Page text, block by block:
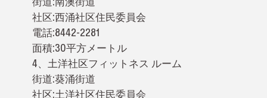
社区:西涌社区住民委員会
電話:8442-2281
面積:30平方メートル
4、土洋社区フィットネス ルーム
街道:葵涌街道
社区:土洋社区住民委員会